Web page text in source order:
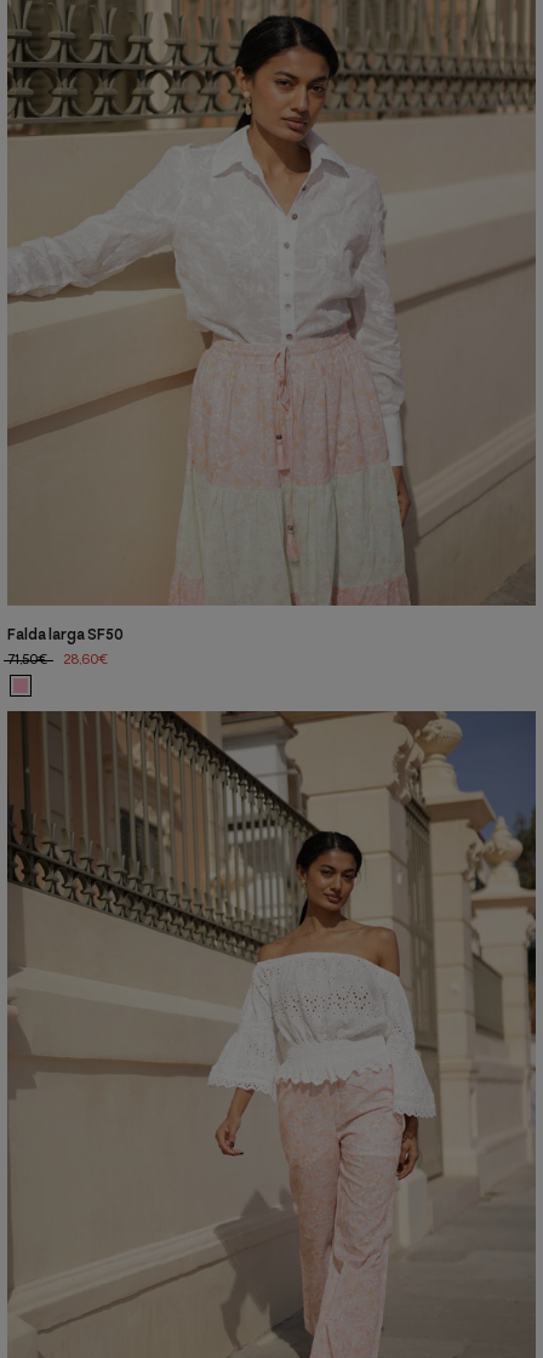
Falda larga SF50
71,50€
28,60€